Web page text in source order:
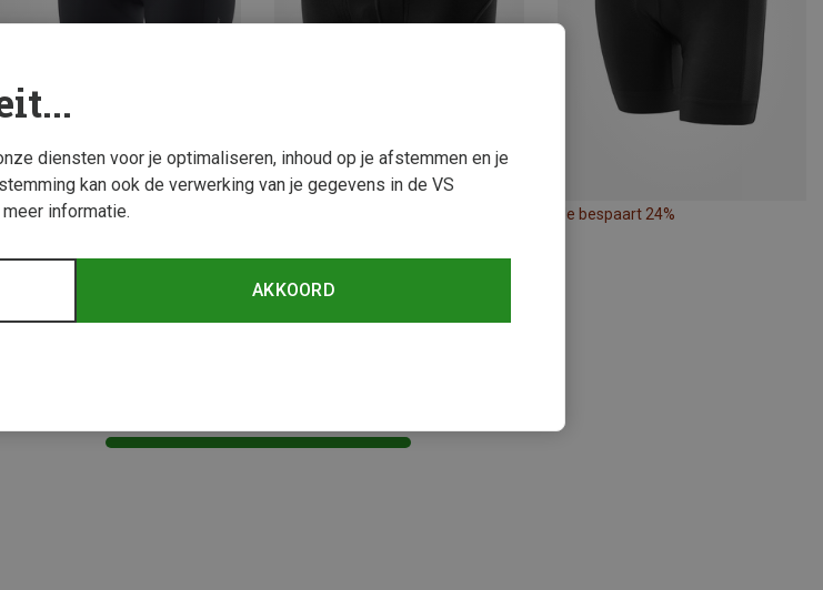
bespaart 26% Je bespaart 24%
diensten voor je optimaliseren, inhoud op je afstemmen en je
kan ook de verwerking van je gegevens in de VS
informatie.
AKKOORD